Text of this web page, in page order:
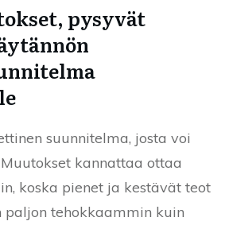
pysyvät
suunnitelma, josta voi
kannattaa ottaa
koska pienet ja kestävät teot
tehokkaammin kuin